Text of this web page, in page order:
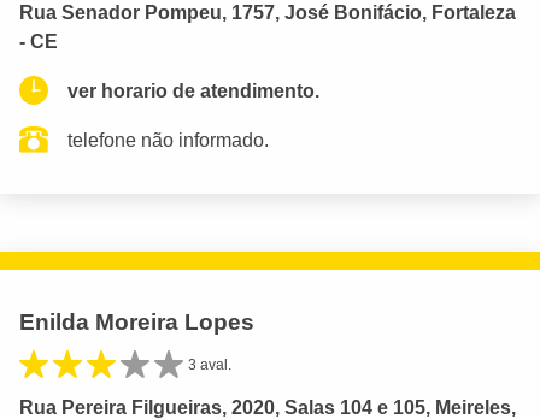
Rua Senador Pompeu, 1757, José Bonifácio, Fortaleza
- CE
ver horario de atendimento.
telefone não informado.
Enilda Moreira Lopes
3 aval.
Rua Pereira Filgueiras, 2020, Salas 104 e 105, Meireles,